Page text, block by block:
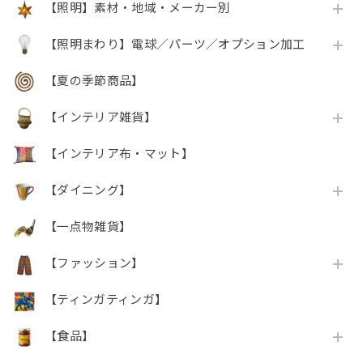
【照明】素材・地域・メーカー別
【照明まわり】電球／パーツ／オプション加工
【夏の季節商品】
【インテリア雑貨】
【インテリア布・マット】
【ダイニング】
【一点物雑貨】
【ファッション】
【ティンガティンガ】
【食品】